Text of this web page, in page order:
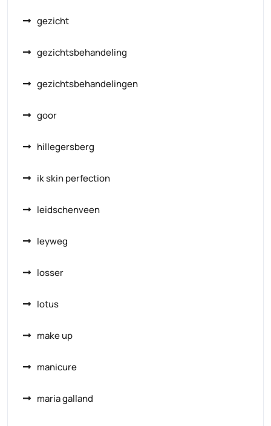
gezicht
gezichtsbehandeling
gezichtsbehandelingen
goor
hillegersberg
ik skin perfection
leidschenveen
leyweg
losser
lotus
make up
manicure
maria galland